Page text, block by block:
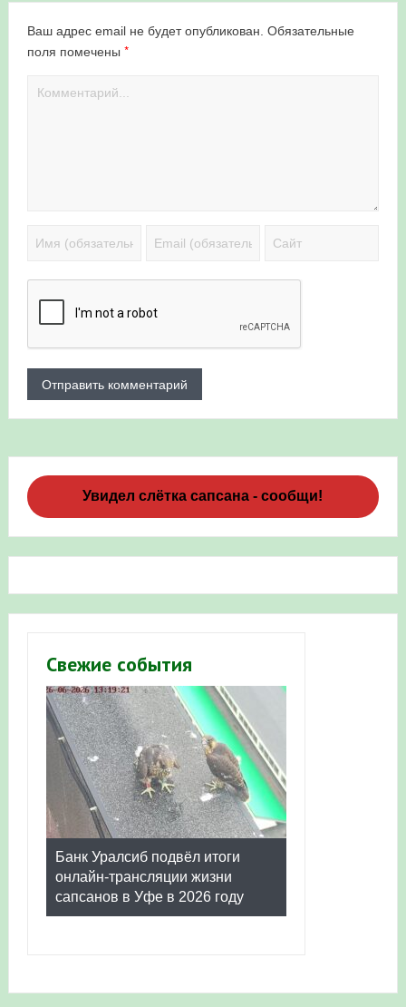
Ваш адрес email не будет опубликован. Обязательные
поля помечены *
Увидел слётка сапсана - сообщи!
Свежие события
Банк Уралсиб подвёл итоги
онлайн-трансляции жизни
сапсанов в Уфе в 2026 году